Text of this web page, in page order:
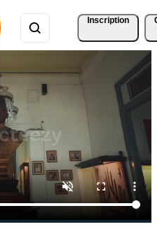
Inscription